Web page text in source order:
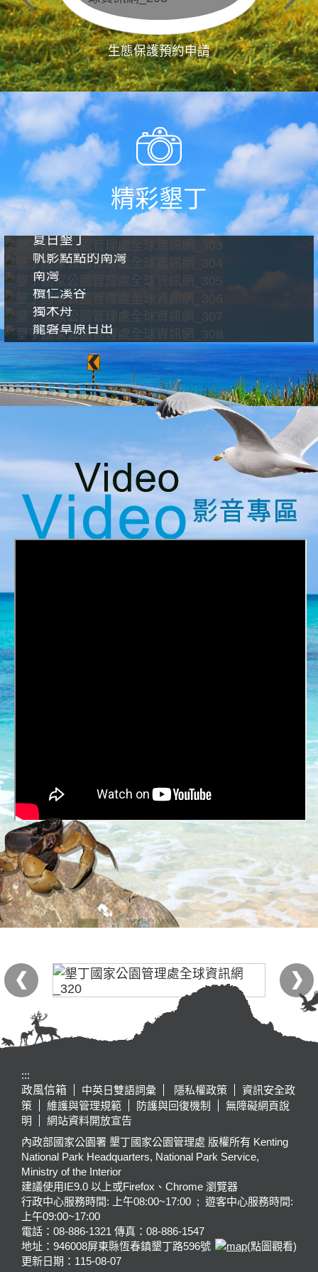
生態保護預約申請
精彩墾丁
夏日墾丁
帆影點點的南灣
南灣
欖仁溪谷
獨木舟
龍磐草原日出
:::
政風信箱
中英日雙語詞彙 隱私權政策
資訊安全政
策
維護與管理規範 防護與回復機制
無障礙網頁說
明
網站資料開放宣告
內政部國家公園署 墾丁國家公園管理處 版權所有 Kenting
National Park Headquarters, National Park Service,
Ministry of the Interior
建議使用IE9.0 以上或Firefox、Chrome 瀏覽器
行政中心服務時間: 上午08:00~17:00 ; 遊客中心服務時間:
上午09:00~17:00
電話：08-886-1321 傳真：08-886-1547
地址：946008屏東縣恆春鎮墾丁路596號
(點圖觀看)
更新日期： 115-08-07